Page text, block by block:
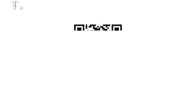
す。